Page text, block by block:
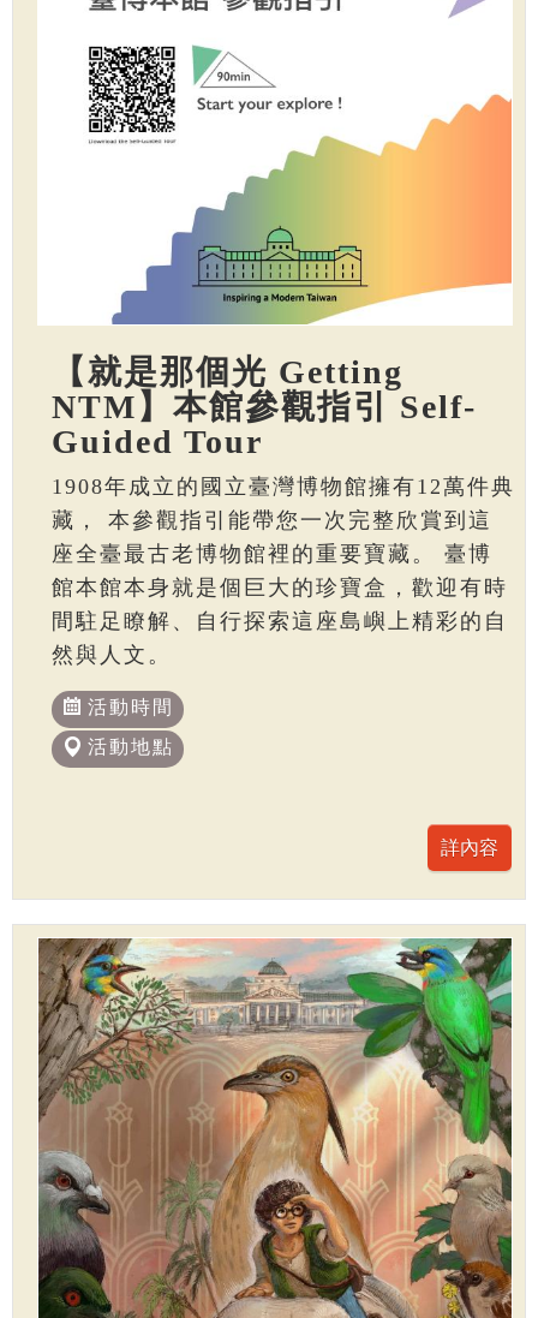
【就是那個光 Getting
NTM】本館參觀指引 Self-
Guided Tour
1908年成立的國立臺灣博物館擁有12萬件典
藏， 本參觀指引能帶您一次完整欣賞到這
座全臺最古老博物館裡的重要寶藏。 臺博
館本館本身就是個巨大的珍寶盒，歡迎有時
間駐足瞭解、自行探索這座島嶼上精彩的自
然與人文。
活動時間
活動地點